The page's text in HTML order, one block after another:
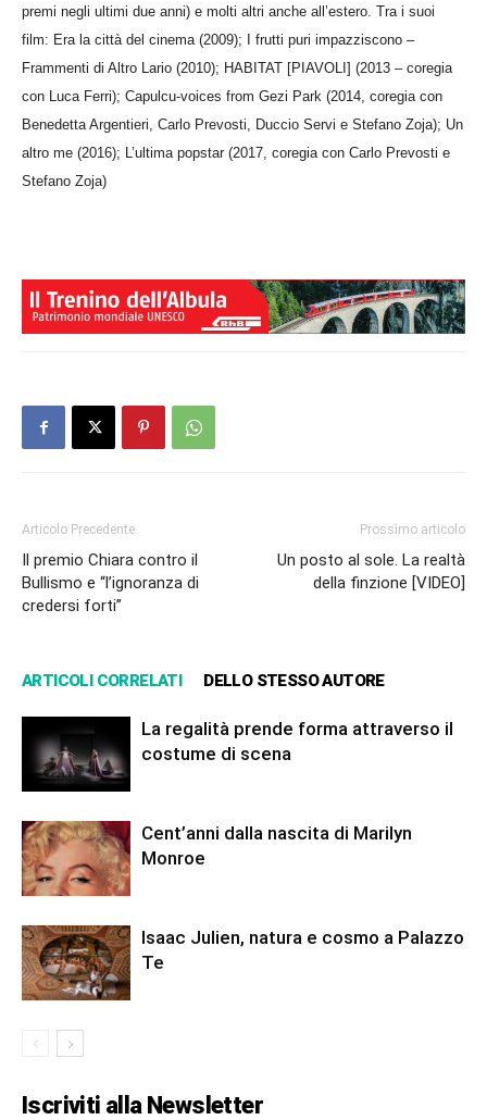
premi negli ultimi due anni) e molti altri anche all’estero. Tra i suoi
film: Era la città del cinema (2009); I frutti puri impazziscono –
Frammenti di Altro Lario (2010); HABITAT [PIAVOLI] (2013 – coregia
con Luca Ferri); Capulcu-voices from Gezi Park (2014, coregia con
Benedetta Argentieri, Carlo Prevosti, Duccio Servi e Stefano Zoja); Un
altro me (2016); L’ultima popstar (2017, coregia con Carlo Prevosti e
Stefano Zoja)
Articolo Precedente
Il premio Chiara contro il
Bullismo e “l’ignoranza di
credersi forti”
Prossimo articolo
Un posto al sole. La realtà
della finzione [VIDEO]
ARTICOLI CORRELATI DELLO STESSO AUTORE
La regalità prende forma attraverso il
costume di scena
Cent’anni dalla nascita di Marilyn
Monroe
Isaac Julien, natura e cosmo a Palazzo
Te
Iscriviti alla Newsletter